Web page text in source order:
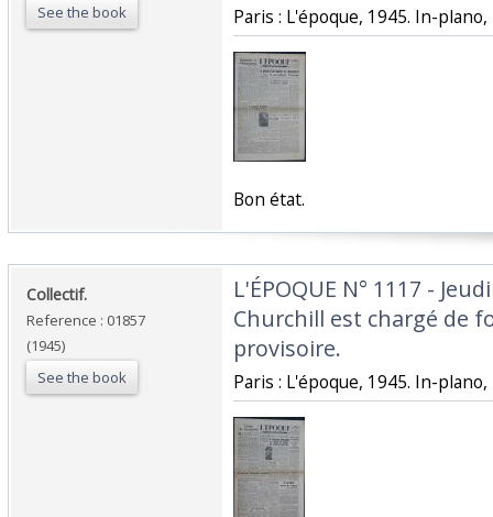
See the book
‎Paris : L'époque, 1945. In-plano,
‎Bon état.‎
‎Collectif.‎
Reference : 01857
(1945)
See the book
‎L'ÉPOQUE N° 1117 -
Churchill est chargé de
provisoire.‎
‎Paris : L'époque, 1945. In-plano,